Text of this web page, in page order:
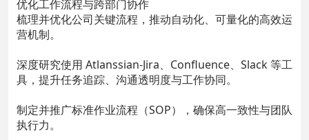
优化工作流程与跨部门协作
梳理并优化公司关键流程，推动自动化、可量化的高效运
营机制。
深度研究使用 Atlanssian-Jira、Confluence、Slack 等工
具，提升任务追踪、沟通透明度与工作协同。
制定并推广标准作业流程（SOP），确保高一致性与团队
执行力。